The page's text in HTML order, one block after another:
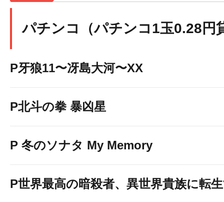
パチンコ（パチンコ1玉0.28円
P牙狼11〜冴島大河〜XX
P北斗の拳 暴凶星
P 冬のソナタ My Memory
P世界最高の暗殺者、異世界貴族に転